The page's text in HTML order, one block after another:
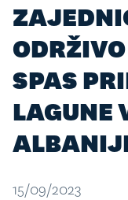
SPAS
LAGUNE
15/09/2023